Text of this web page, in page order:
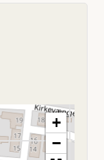
+
−